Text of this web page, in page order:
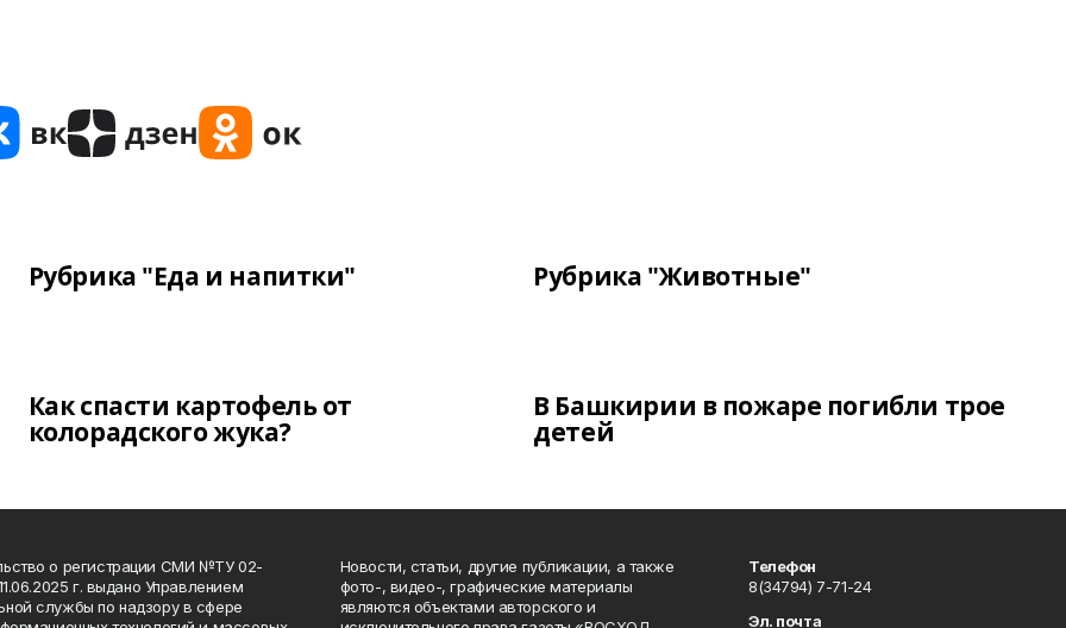
Рубрика "Еда и напитки" Рубрика "Животные"
Как спасти картофель от
колорадского жука?
В Башкирии в пожаре погибли трое
детей
о регистрации СМИ №ТУ 02-
г. выдано Управлением
службы по надзору в сфере
Новости, статьи, другие публикации, а также
фото-, видео-, графические материалы
являются объектами авторского и
Телефон
8(34794) 7-71-24
Эл. почта